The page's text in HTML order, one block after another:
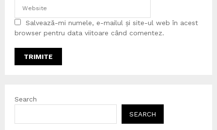
Salvează-mi numele, e-mailul și site-ul web în acest
browser pentru data viitoare când comentez.
Search
SEARCH